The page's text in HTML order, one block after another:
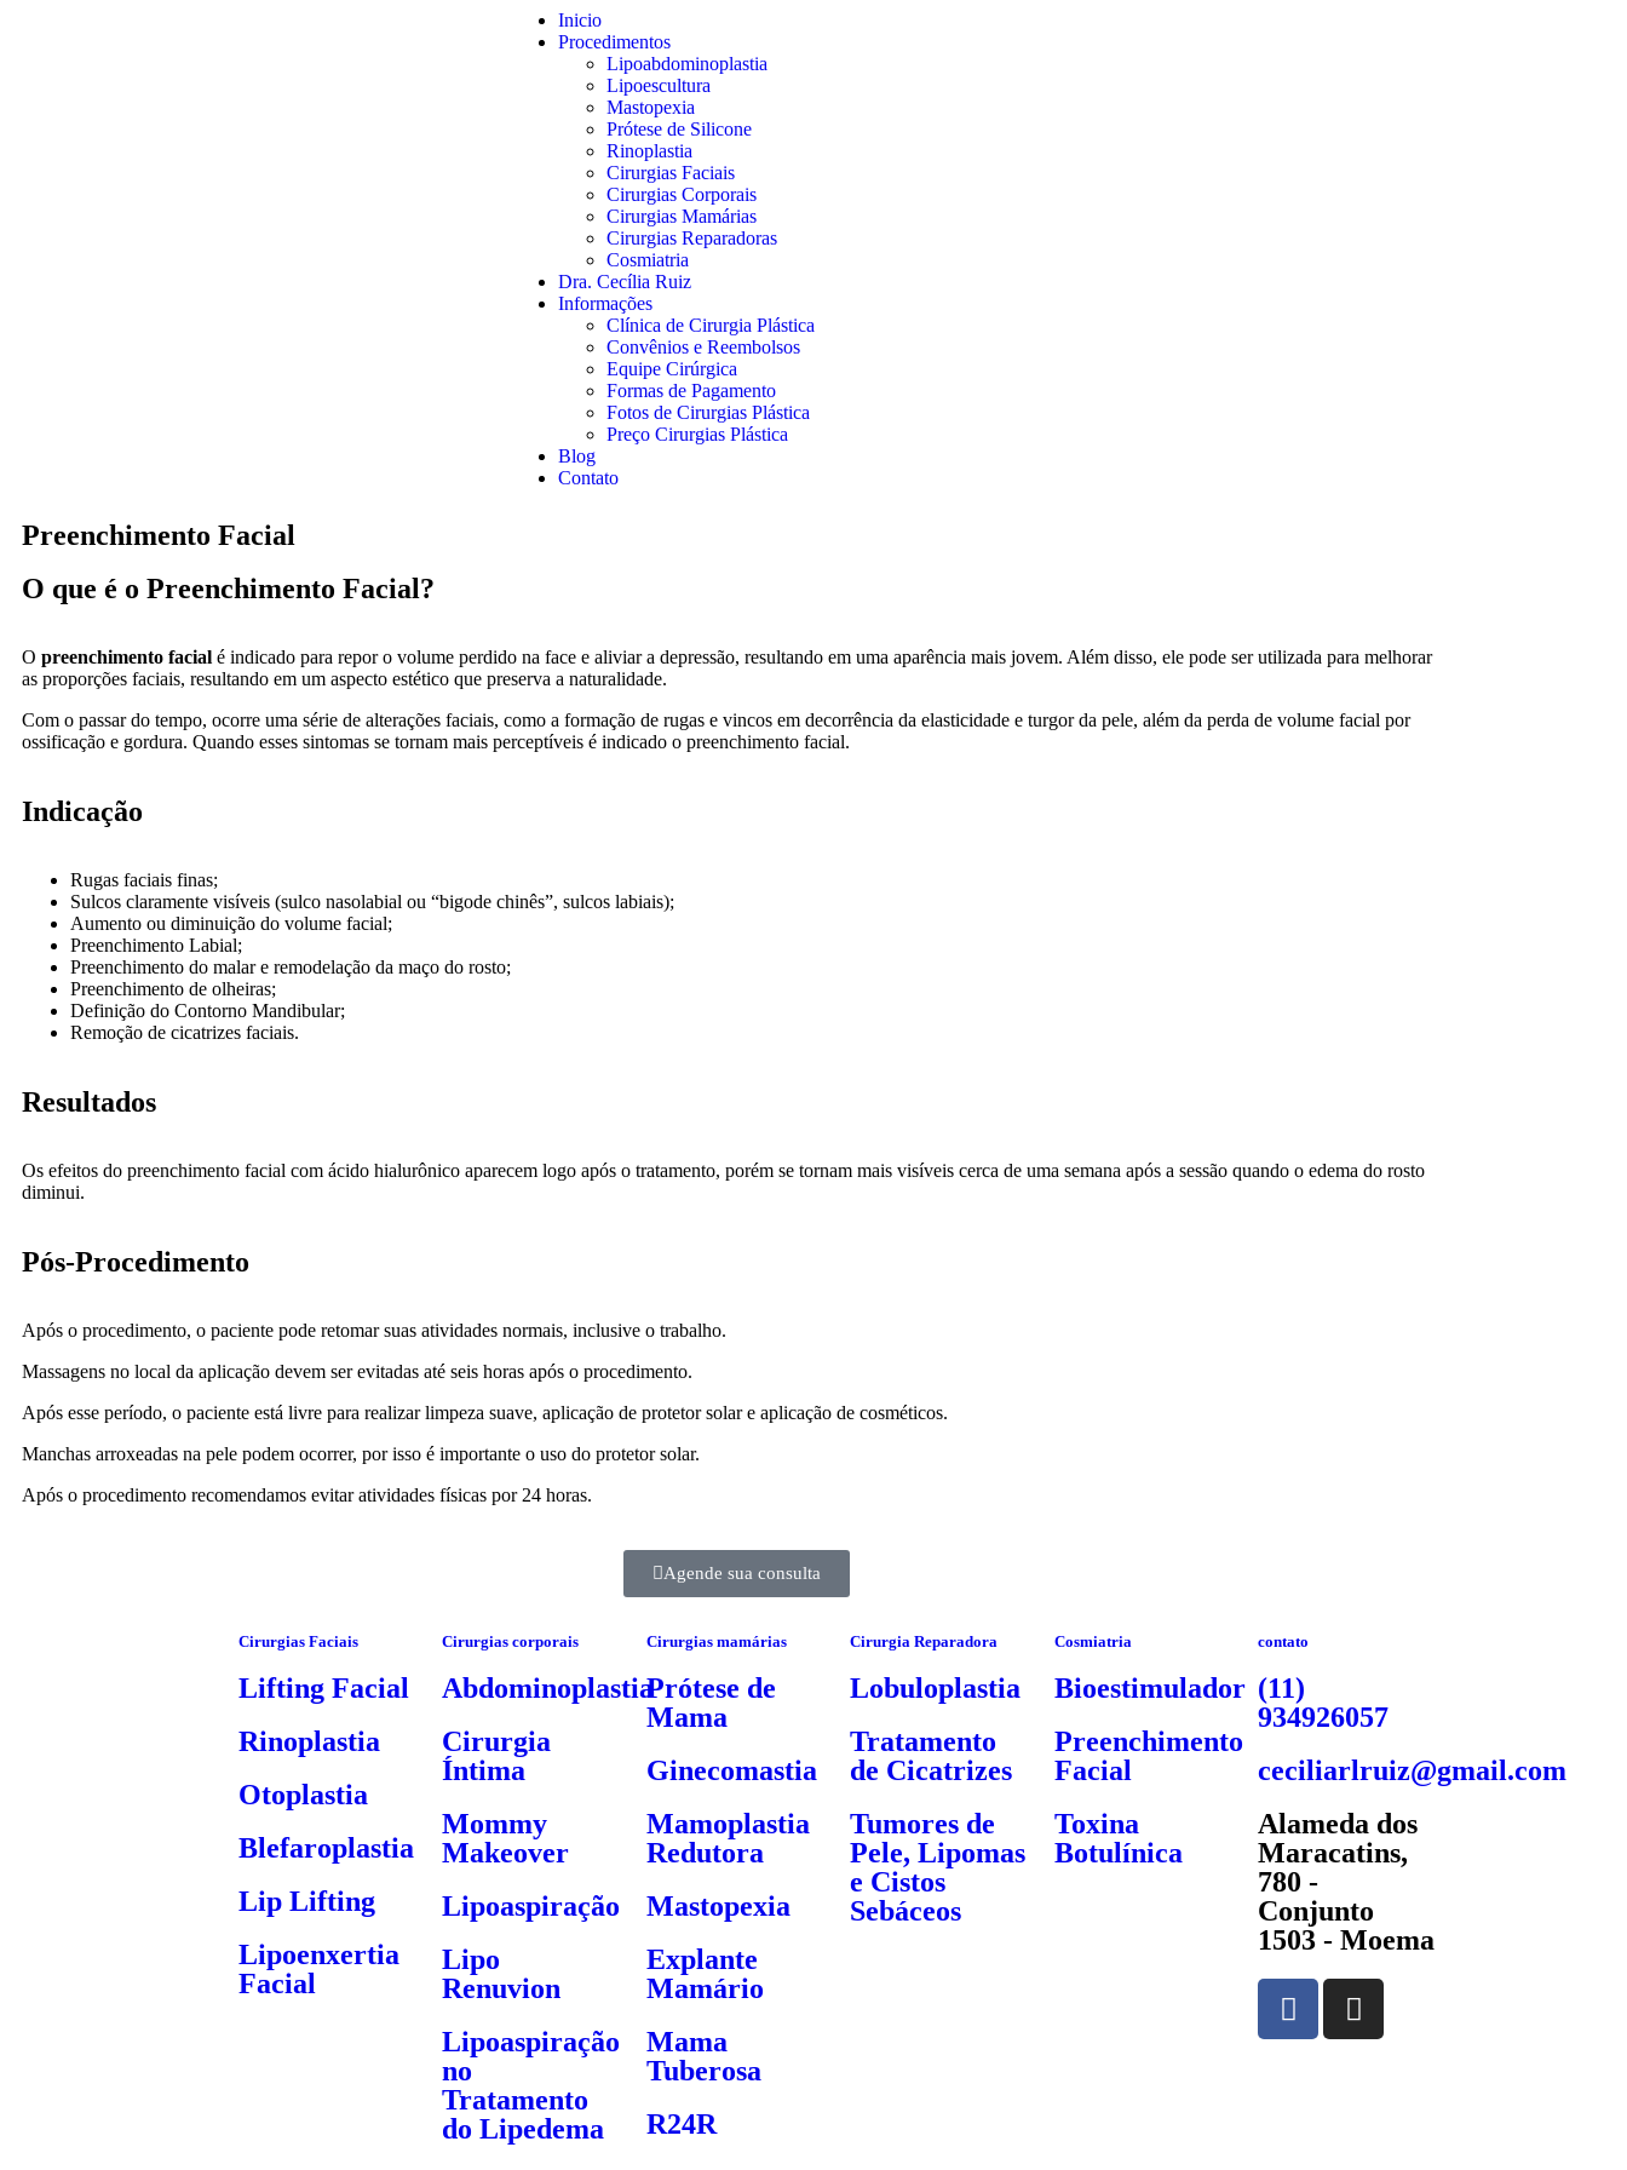
Inicio
Procedimentos
Lipoabdominoplastia
Lipoescultura
Mastopexia
Prótese de Silicone
Rinoplastia
Cirurgias Faciais
Cirurgias Corporais
Cirurgias Mamárias
Cirurgias Reparadoras
Cosmiatria
Dra. Cecília Ruiz
Informações
Clínica de Cirurgia Plástica
Convênios e Reembolsos
Equipe Cirúrgica
Formas de Pagamento
Fotos de Cirurgias Plástica
Preço Cirurgias Plástica
Blog
Contato
Preenchimento Facial
O que é o Preenchimento Facial?
O preenchimento facial é indicado para repor o volume perdido na face e aliviar a depressão, resultando em uma aparência mais jovem. Além disso, ele pode ser utilizada para melhorar
as proporções faciais, resultando em um aspecto estético que preserva a naturalidade.
Com o passar do tempo, ocorre uma série de alterações faciais, como a formação de rugas e vincos em decorrência da elasticidade e turgor da pele, além da perda de volume facial por
ossificação e gordura. Quando esses sintomas se tornam mais perceptíveis é indicado o preenchimento facial.
Indicação
Rugas faciais finas;
Sulcos claramente visíveis (sulco nasolabial ou “bigode chinês”, sulcos labiais);
Aumento ou diminuição do volume facial;
Preenchimento Labial;
Preenchimento do malar e remodelação da maço do rosto;
Preenchimento de olheiras;
Definição do Contorno Mandibular;
Remoção de cicatrizes faciais.
Resultados
Os efeitos do preenchimento facial com ácido hialurônico aparecem logo após o tratamento, porém se tornam mais visíveis cerca de uma semana após a sessão quando o edema do rosto
diminui.
Pós-Procedimento
Após o procedimento, o paciente pode retomar suas atividades normais, inclusive o trabalho.
Massagens no local da aplicação devem ser evitadas até seis horas após o procedimento.
Após esse período, o paciente está livre para realizar limpeza suave, aplicação de protetor solar e aplicação de cosméticos.
Manchas arroxeadas na pele podem ocorrer, por isso é importante o uso do protetor solar.
Após o procedimento recomendamos evitar atividades físicas por 24 horas.
Agende sua consulta
Cirurgias Faciais
Lifting Facial
Rinoplastia
Otoplastia
Blefaroplastia
Lip Lifting
Lipoenxertia
Facial
Cirurgias corporais
Abdominoplastia
Cirurgia
Íntima
Mommy
Makeover
Lipoaspiração
Lipo
Renuvion
Lipoaspiração
no
Tratamento
do Lipedema
Cirurgias mamárias
Prótese de
Mama
Ginecomastia
Mamoplastia
Redutora
Mastopexia
Explante
Mamário
Mama
Tuberosa
R24R
Cirurgia Reparadora
Lobuloplastia
Tratamento
de Cicatrizes
Tumores de
Pele, Lipomas
e Cistos
Sebáceos
Cosmiatria
Bioestimulador
Preenchimento
Facial
Toxina
Botulínica
contato
(11)
934926057
ceciliarlruiz@gmail.com
Alameda dos
Maracatins,
780 -
Conjunto
1503 - Moema